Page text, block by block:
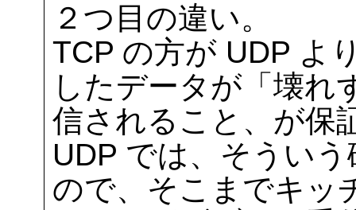
２つ目の違い。
TCP の方が UDP よ
したデータが「壊れ
信されること、が保
UDP では、そうい
ので、そこまでキッ